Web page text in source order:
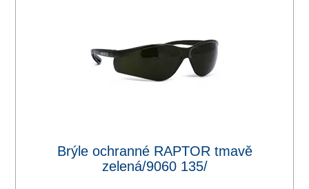
Brýle ochranné RAPTOR tmavě
zelená/9060 135/